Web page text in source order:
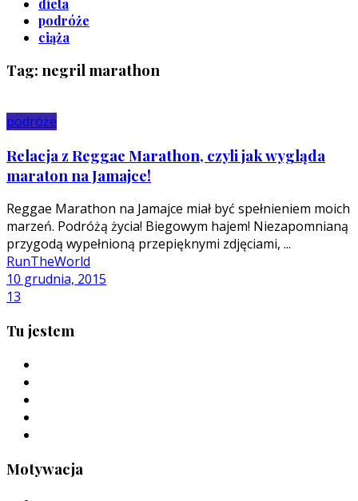
podróże
ciąża
Tag: negril marathon
podróże
Relacja z Reggae Marathon, czyli jak wygląda
maraton na Jamajce!
Reggae Marathon na Jamajce miał być spełnieniem moich
marzeń. Podróżą życia! Biegowym hajem! Niezapomnianą
przygodą wypełnioną przepięknymi zdjęciami, ...
RunTheWorld
10 grudnia, 2015
13
Tu jestem
Motywacja